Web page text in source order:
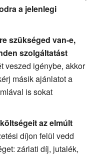
a jelenlegi
szükséged van-e,
szolgáltatást
veszed igénybe, akkor
másik ajánlatot a
is sokat
az elmúlt
díjon felül vedd
zárlati díj, jutalék,